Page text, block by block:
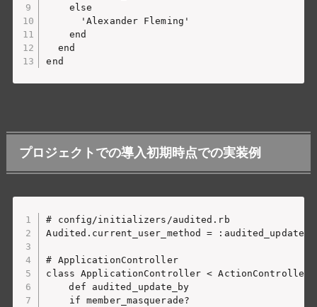
    else
      'Alexander Fleming'
    end
  end
プロジェクトでの導入初期時点での実装例
# config/initializers/audited.rb
Audited.current_user_method =
# ApplicationController
class ApplicationController <
	def audited_update_by
    if member_masquerade?